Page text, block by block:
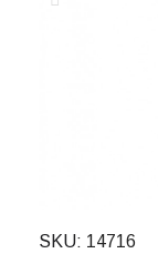
SKU 14716